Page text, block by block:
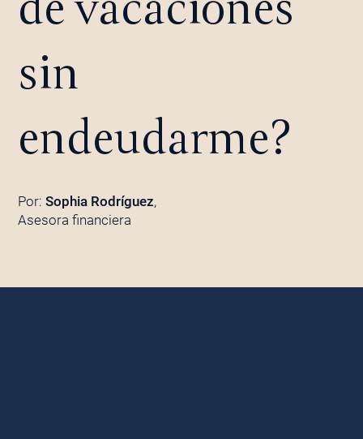
sin
endeudarme?
Por: Sophia Rodríguez,
Asesora financiera